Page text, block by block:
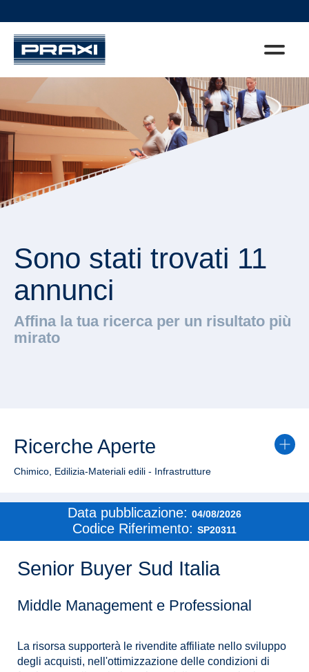
Sono stati trovati 11
annunci
Affina la tua ricerca per un risultato più
mirato
Ricerche Aperte
Chimico, Edilizia-Materiali edili - Infrastrutture
Data pubblicazione: 04/08/2026
Codice Riferimento: SP20311
Senior Buyer Sud Italia
Middle Management e Professional
La risorsa supporterà le rivendite affiliate nello sviluppo
degli acquisti, nell'ottimizzazione delle condizioni di